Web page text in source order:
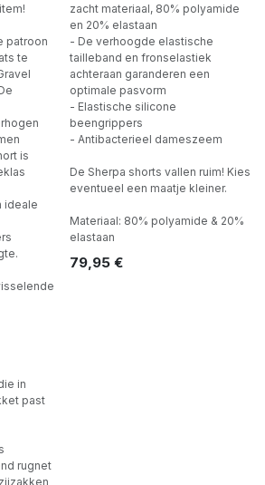
patroon
te
is
ideale
in
past
rugnet
zacht materiaal, 80% polyamide
en 20% elastaan
- De verhoogde elastische
tailleband en fronselastiek
achteraan garanderen een
optimale pasvorm
- Elastische silicone
beengrippers
- Antibacterieel dameszeem
De Sherpa shorts vallen ruim! Kies
eventueel een maatje kleiner.
Materiaal: 80% polyamide & 20%
elastaan
79,95€